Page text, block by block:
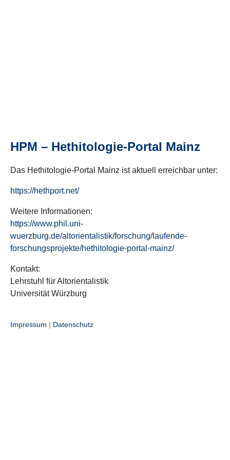
HPM – Hethitologie-Portal Mainz
Das Hethitologie-Portal Mainz ist aktuell erreichbar unter:
https://hethport.net/
Weitere Informationen:
https://www.phil.uni-
wuerzburg.de/altorientalistik/forschung/laufende-
forschungsprojekte/hethitologie-portal-mainz/
Kontakt:
Lehrstuhl für Altorientalistik
Universität Würzburg
Impressum | Datenschutz